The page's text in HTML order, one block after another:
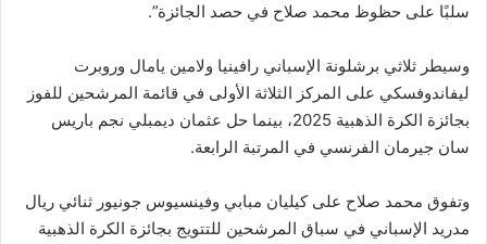
سلبًا على حظوظ محمد صلاح في حصد الجائزة”.
وسيطر ثلاثي برشلونة الإسباني رافينيا ولامين يامال وروبرت
ليفاندوفسكي على المركز الثلاثة الأولى في قائمة المرشحين للفوز
بجائزة الكرة الذهبية 2025، بينما حل عثمان ديمبلي نجم باريس
سان جيرمان الفرنسي في المرتبة الرابعة.
وتفوق محمد صلاح على كيليان مبابي وفينسيوس جونيور ثنائي ريال
مدريد الإسباني في سباق المرشحين للتتويج بجائزة الكرة الذهبية